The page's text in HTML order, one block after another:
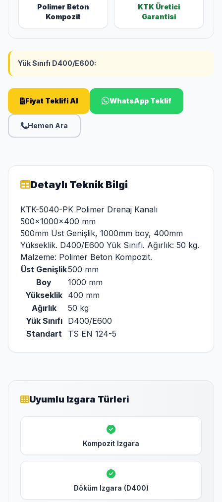
Polimer Beton
Kompozit
KTK Üretici
Garantisi
Yük Sınıfı D400/E600:
Fiyat Teklifi Al WhatsApp Teklif
Hemen Ara
Detaylı Teknik Bilgi
KTK-5040-PK Polimer Drenaj Kanalı
500x1000x400 mm
500mm Üst Genişlik, 1000mm boy, 400mm
Yükseklik. D400/E600 Yük Sınıfı. Ağırlık: 50 kg.
Malzeme: Polimer Beton Kompozit.
Üst Genişlik500 mm
Boy
1000 mm
Yükseklik 400 mm
Ağırlık
50 kg
Yük Sınıfı
D400/E600
Standart
TS EN 124-5
Uyumlu Izgara Türleri
Kompozit Izgara
Döküm Izgara (D400)